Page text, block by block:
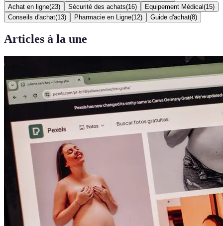
Achat en ligne(23) Sécurité des achats(16) Equipement Médical (15)
Conseils d'achat(13) Pharmacie en Ligne(12) Guide d'achat(8)
Articles à la une